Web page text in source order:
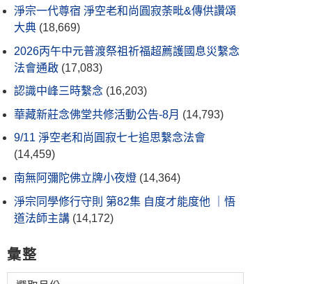
淨宗一代尊宿 淨空老和尚圓寂荼毗&傳供讚頌
大典 (18,669)
2026丙午中元普渡祭祖祈福超薦護國息災繫念
法會通啟 (17,083)
認識中峰三時繫念 (16,203)
華藏新莊念佛堂共修活動公告-8月 (14,793)
9/11 淨空老和尚圓寂七七追思繫念法會
(14,459)
南無阿彌陀佛立牌小夜燈 (14,364)
淨宗同學修行守則 第82集 自度才能度他 ｜悟
道法師主講 (14,172)
彙整